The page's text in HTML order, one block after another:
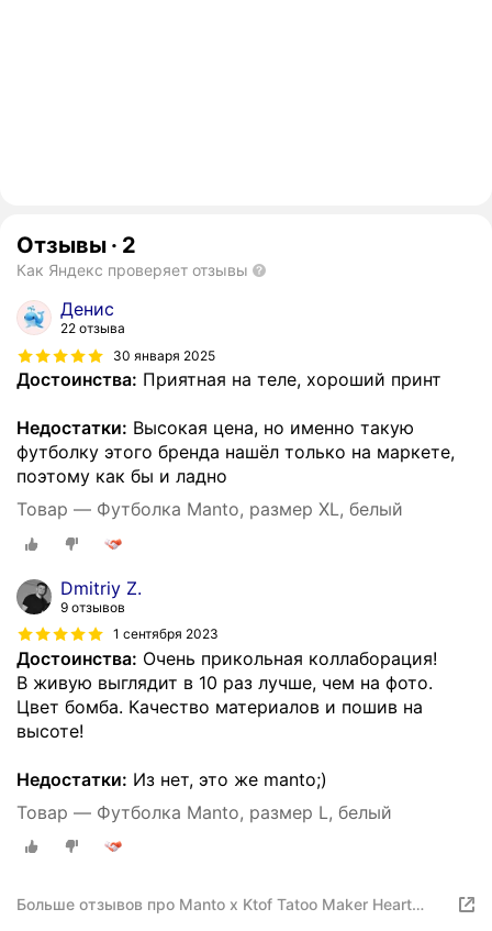
Отзывы · 2
Как Яндекс проверяет отзывы
Денис
22 отзыва
30 января 2025
Достоинства: Приятная на теле, хороший принт
Недостатки: Высокая цена, но именно такую
футболку этого бренда нашёл только на маркете,
поэтому как бы и ладно
Товар — Футболка Manto, размер XL, белый
Dmitriy Z.
9 отзывов
1 сентября 2023
Достоинства: Очень прикольная коллаборация!
В живую выглядит в 10 раз лучше, чем на фото.
Цвет бомба. Качество материалов и пошив на
высоте!
Недостатки: Из нет, это же manto;)
Товар — Футболка Manto, размер L, белый
Больше отзывов про Manto x Ktof Tatoo Maker Heart